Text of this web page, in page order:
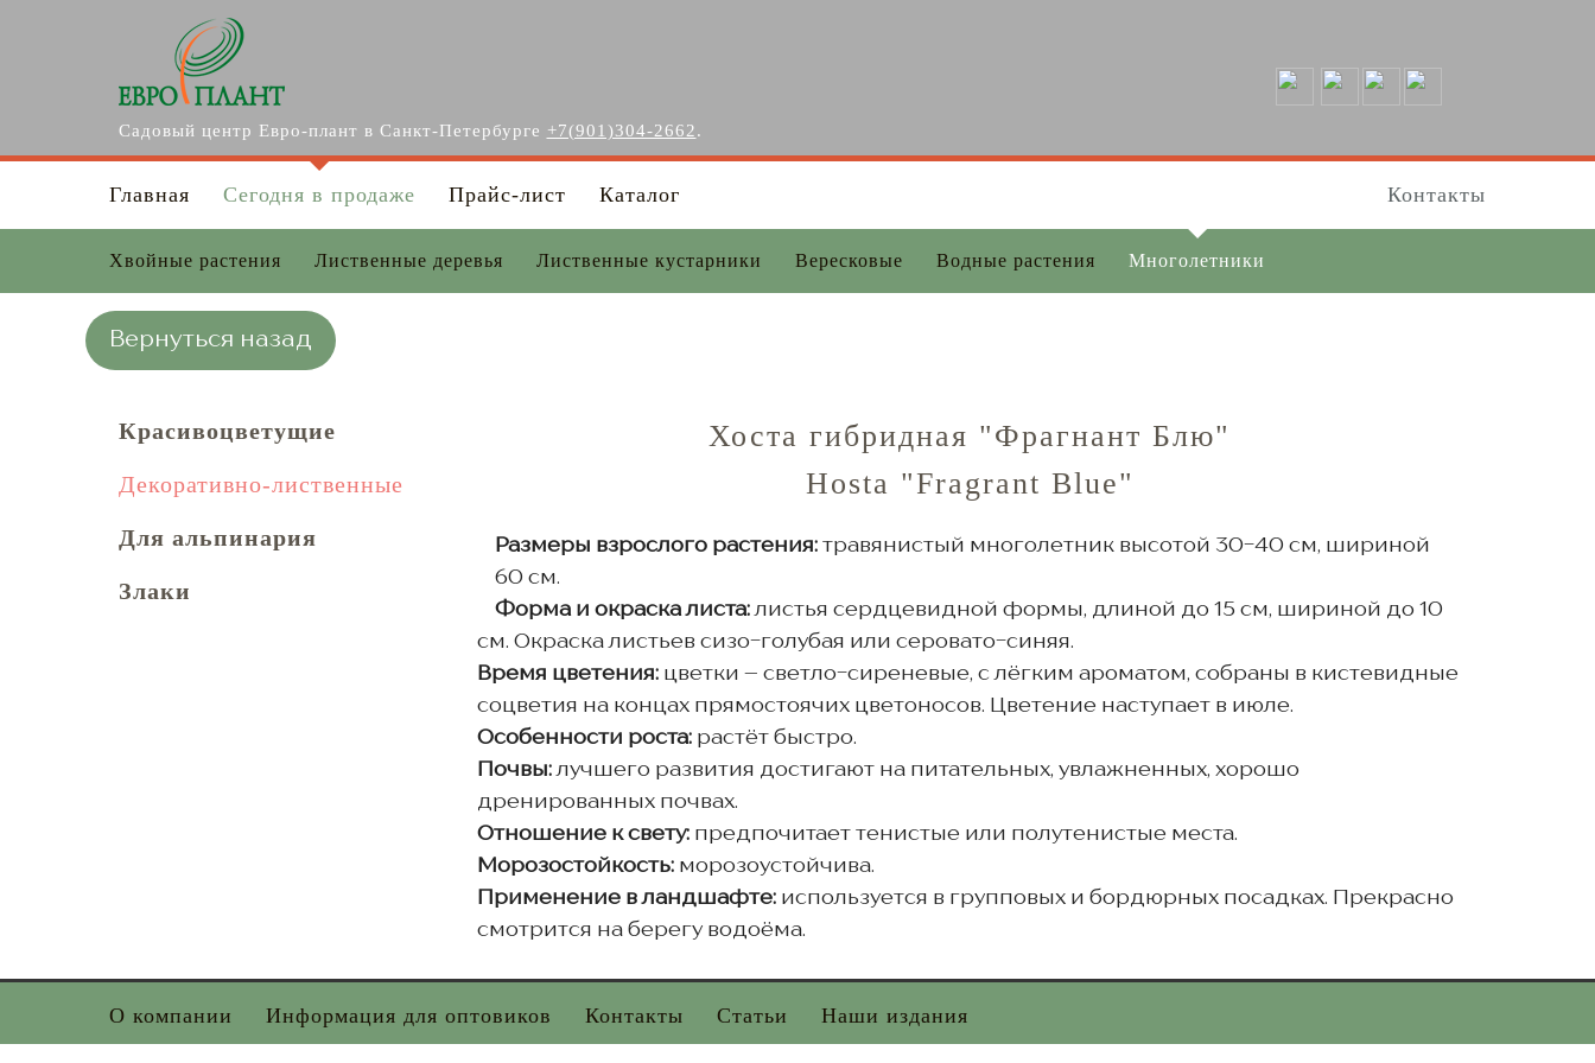
Садовый центр Евро-плант в Санкт-Петербурге +7(901)304-2662.
Главная Сегодня в продаже Прайс-лист Каталог Контакты
Хвойные растения Лиственные деревья Лиственные кустарники Вересковые Водные растения Многолетники
Вернуться назад
Красивоцветущие
Декоративно-лиственные
Для альпинария
Злаки
Хоста гибридная "Фрагнант Блю"
Hosta "Fragrant Blue"
Размеры взрослого растения: травянистый многолетник высотой 30-40 см, шириной
60 см.
Форма и окраска листа:листья сердцевидной формы, длиной до 15 см, шириной до 10
см. Окраска листьев сизо-голубая или серовато-синяя.
Время цветения: цветки – светло-сиреневые, с лёгким ароматом, собраны в кистевидные
соцветия на концах прямостоячих цветоносов. Цветение наступает в июле.
Особенности роста: растёт быстро.
Почвы:лучшего развития достигают на питательных, увлажненных, хорошо
дренированных почвах.
Отношение к свету: предпочитает тенистые или полутенистые места.
Морозостойкость: морозоустойчива.
Применение в ландшафте: используется в групповых и бордюрных посадках. Прекрасно
смотрится на берегу водоёма.
О компании Информация для оптовиков Контакты Статьи Наши издания